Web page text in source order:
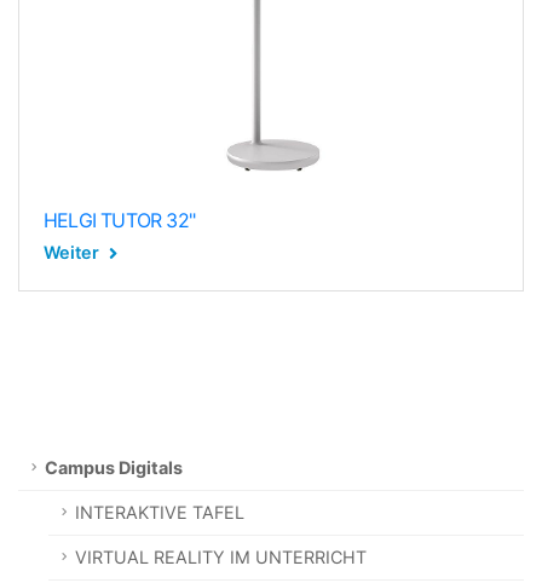
Campus Digitals
INTERAKTIVE TAFEL
VIRTUAL REALITY IM UNTERRICHT
HELGI TUTOR 32"
Weiter